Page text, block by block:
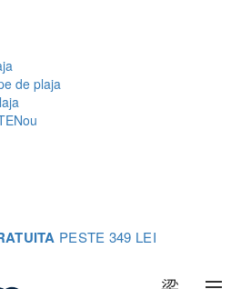
de plaja
Nou
PESTE 349 LEI